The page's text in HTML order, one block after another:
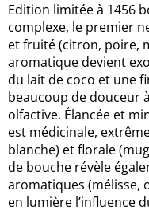
Edition limitée à 1456
complexe, le premier
et fruité (citron, poire,
aromatique devient
du lait de coco et une
beaucoup de douceur
olfactive. Élancée et
est médicinale,
blanche) et florale
de bouche révèle
aromatiques (mélisse,
en lumière l’influence